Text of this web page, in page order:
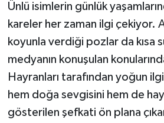
Ünlü isimlerin günlük
kareler her zaman ilgi çekiyor.
koyunla verdiği pozlar da kısa
medyanın konuşulan
Hayranları tarafından yoğun
hem doğa sevgisini hem de
gösterilen şefkati ön plana